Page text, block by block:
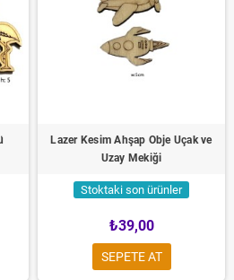
Lazer Kesim Ahşap Obje Uçak ve
Uzay Mekiği
Stoktaki son ürünler
₺39,00
SEPETE AT